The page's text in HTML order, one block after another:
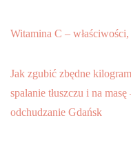
Witamina C –
Jak zgubić zbędne
spalanie tłuszczu i na
odchudzanie Gdańsk